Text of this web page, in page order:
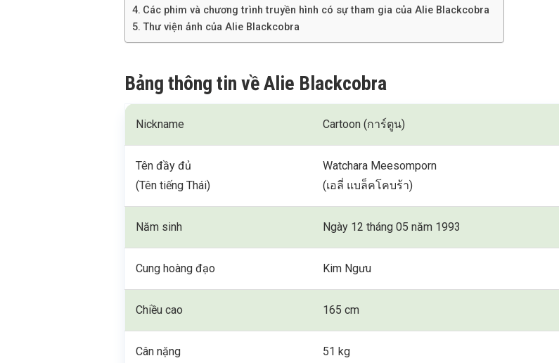
Các phim và chương trình truyền hình có sự tham gia của Alie Blackcobra
Thư viện ảnh của Alie Blackcobra
Bảng thông tin về Alie Blackcobra
Nickname Cartoon (การ์ตูน)
Tên đầy đủ
(Tên tiếng Thái)
Watchara Meesomporn
(เอลี่ แบล็คโคบร้า)
Năm sinh Ngày 12 tháng 05 năm 1993
Cung hoàng đạo Kim Ngưu
Chiều cao 165 cm
Cân nặng 51 kg